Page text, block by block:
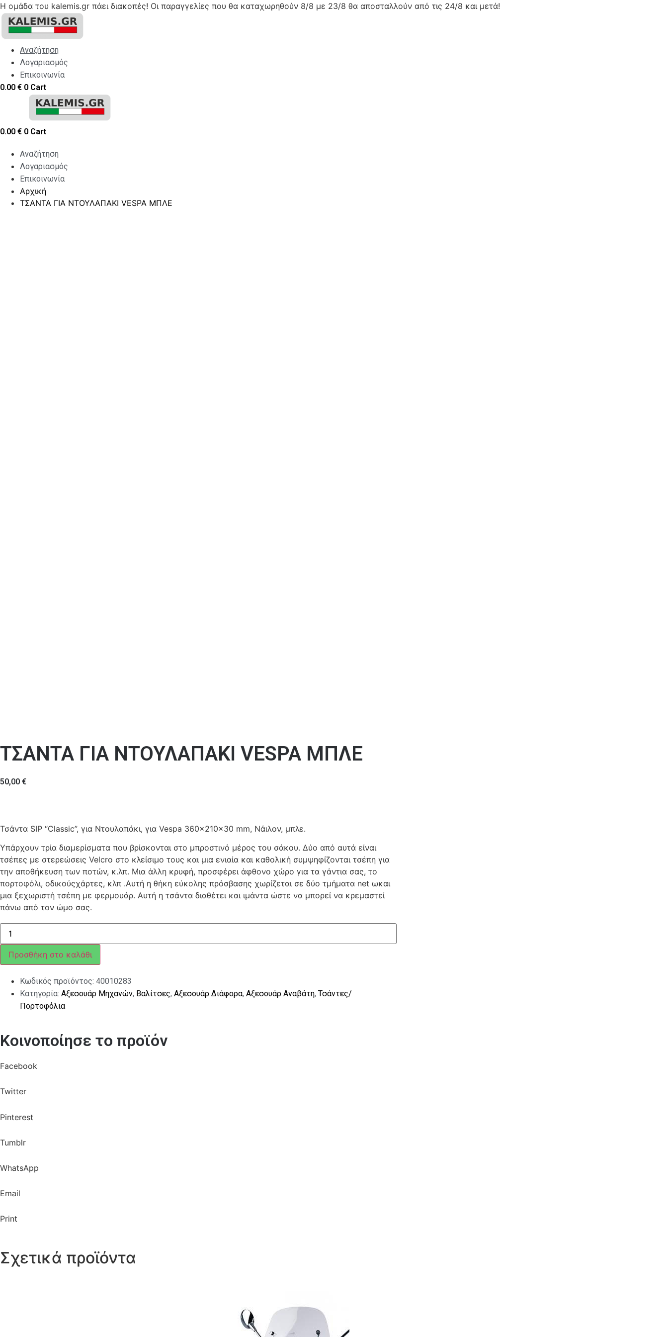
Η ομάδα του kalemis.gr πάει διακοπές! Οι παραγγελίες που θα καταχωρηθούν 8/8 με 23/8 θα αποσταλλούν από τις 24/8 και μετά!
Skip
content
Αναζήτηση
Λογαριασμός
Επικοινωνία
0.00 € 0 Cart
0.00 € 0 Cart
Αναζήτηση
Λογαριασμός
Επικοινωνία
Αρχική
ΤΣΑΝΤΑ ΓΙΑ ΝΤΟΥΛΑΠΑΚΙ VESPA ΜΠΛΕ
ΤΣΑΝΤΑ ΓΙΑ ΝΤΟΥΛΑΠΑΚΙ VESPA ΜΠΛΕ
50,00 €
Τσάντα SIP “Classic”, για Ντουλαπάκι, για Vespa 360x210x30 mm, Νάιλον, μπλε.
Υπάρχουν τρία διαμερίσματα που βρίσκονται στο μπροστινό μέρος του σάκου. Δύο από αυτά είναι
τσέπες με στερεώσεις Velcro στο κλείσιμο τους και μια ενιαία και καθολική συμψηφίζονται τσέπη για
την αποθήκευση των ποτών, κ.λπ. Μια άλλη κρυφή, προσφέρει άφθονο χώρο για τα γάντια σας, το
πορτοφόλι, οδικούςχάρτες, κλπ .Αυτή η θήκη εύκολης πρόσβασης χωρίζεται σε δύο τμήματα net ωκαι
μια ξεχωριστή τσέπη με φερμουάρ. Aυτή η τσάντα διαθέτει και ιμάντα ώστε να μπορεί να κρεμαστεί
πάνω από τον ώμο σας.
ΤΣΑΝΤΑ
ΓΙΑ
ΝΤΟΥΛΑΠΑΚΙ
VESPA
ΜΠΛΕ
ποσότητα
Προσθήκη στο καλάθι
Κωδικός προϊόντος: 40010283
Κατηγορία: Αξεσουάρ Μηχανών, Βαλίτσες, Αξεσουάρ Διάφορα, Αξεσουάρ Αναβάτη, Τσάντες/
Πορτοφόλια
Κοινοποίησε το προϊόν
Facebook
Twitter
Pinterest
Tumblr
WhatsApp
Email
Print
Σχετικά προϊόντα